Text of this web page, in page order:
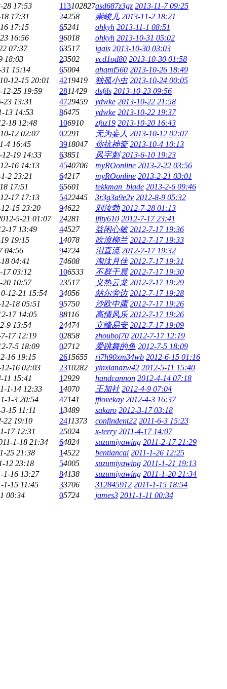
28 17:53
113102827asd687z3gz 2013-11-7 09:25
17:31
24258 崇峻儿 2013-11-2 18:21
17:15
65241 ohkyh 2013-11-1 08:51
16:56
96018 ohkyh 2013-10-31 05:02
07:37
63517 igais 2013-10-30 03:03
18:03
23502 vcd1od80 2013-10-30 01:58
15:14
65004 ahqmf560 2013-10-26 18:49
12-15 20:01
4219419 独孤小虫 2013-10-24 00:05
12-25 19:59
2811429 dsfds 2013-10-23 09:56
23 13:31
4729459 ydwke 2013-10-22 21:58
13 14:53
86475 ydwke 2013-10-22 19:37
18 12:48
106910 zfuz19 2013-10-20 16:43
12 02:07
02291 无为妄人 2013-10-12 02:07
4 16:45
3918047 你抗神奤 2013-10-4 10:13
12-19 14:33
63851 凤宇刺 2013-6-10 19:23
16 14:13
4540706 myROonline 2013-2-22 03:56
2 23:21
64217 myROonline 2013-2-21 03:01
17:51
65601 tekkman_blade 2013-2-6 09:46
17 17:13
5422445 3r3g3a9e2v 2012-8-9 05:32
15 23:20
94622 刘汝勃 2012-7-28 01:13
5-21 01:07
24281 lflty610 2012-7-17 23:41
17 13:49
44527 益闲心敏 2012-7-17 19:36
19:15
14078 吹浪柳兰 2012-7-17 19:33
04:56
94724 泪直流 2012-7-17 19:32
04:41
74608 淘汰月佳 2012-7-17 19:31
17 03:12
106533 不群于晨 2012-7-17 19:30
20 10:57
23517 义热云龙 2012-7-17 19:29
12-21 15:54
34056 站尔旁边 2012-7-17 19:28
18 05:51
95750 沙欧中庸 2012-7-17 19:26
17 14:05
88116 高情风乐 2012-7-17 19:26
9 13:54
24474 立峰易安 2012-7-17 19:09
17 12:19
02858 zhouboj70 2012-7-17 12:19
7-5 18:09
02712 爱跳舞的鱼 2012-7-5 18:09
16 19:15
2615655 ri7h90xm34wb 2012-6-15 01:16
16 02:03
2310282 yinxianazw42 2012-5-11 15:40
11 15:41
12929 handcannon 2012-4-14 07:18
1-14 12:33
14070 王加社 2012-4-9 07:04
1-3 20:54
47141 fflovekay 2012-4-3 16:37
15 11:11
13489 sakaro 2012-3-17 03:18
22 19:10
2411373 confindent22 2011-6-3 15:23
17 12:31
25024 x-terry 2011-4-17 14:07
1-18 21:34
64824 suzumiyawing 2011-2-17 21:29
25 21:38
14522 bentiancai 2011-1-26 12:25
12 23:18
54005 suzumiyawing 2011-1-21 19:13
1-16 13:27
84138 suzumiyawing 2011-1-20 21:34
1-15 11:45
33706 312845912 2011-1-15 18:54
00:34
05724 james3 2011-1-11 00:34